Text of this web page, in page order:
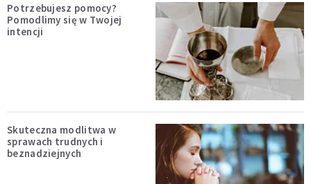
Potrzebujesz pomocy?
Pomodlimy się w Twojej
intencji
Skuteczna modlitwa w
sprawach trudnych i
beznadziejnych